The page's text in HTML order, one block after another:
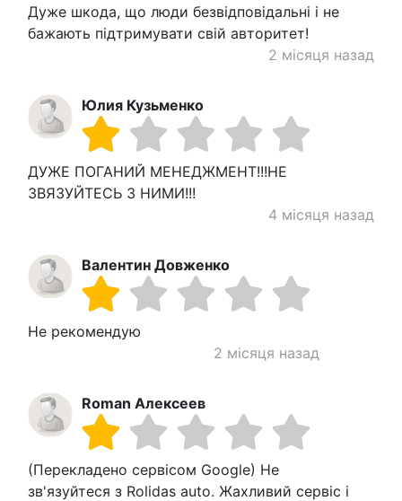
Дуже шкода, що люди безвідповідальні і не
бажають підтримувати свій авторитет!
2 місяця назад
Юлия Кузьменко
ДУЖЕ ПОГАНИЙ МЕНЕДЖМЕНТ!!!НЕ
ЗВЯЗУЙТЕСЬ З НИМИ!!!
4 місяця назад
Валентин Довженко
Не рекомендую
2 місяця назад
Roman Алексеев
(Перекладено сервісом Google) Не
зв'язуйтеся з Rolidas auto. Жахливий сервіс і